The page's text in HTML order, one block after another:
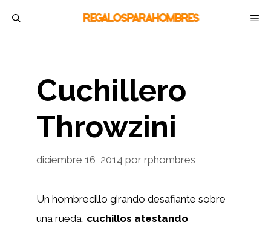
Cuchillero
Throwzini
diciembre 16, 2014 por rphombres
Un hombrecillo girando desafiante sobre
una rueda, cuchillos atestando